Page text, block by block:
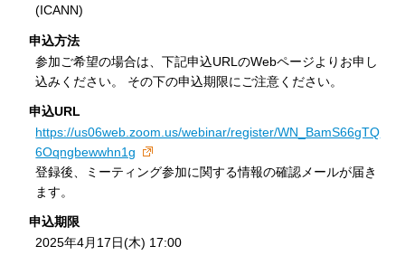
(ICANN)
申込方法
参加ご希望の場合は、下記申込URLのWebページよりお申し
込みください。 その下の申込期限にご注意ください。
申込URL
https://us06web.zoom.us/webinar/register/WN_BamS66gTQ
6Oqngbewwhn1g
登録後、ミーティング参加に関する情報の確認メールが届き
ます。
申込期限
2025年4月17日(木) 17:00